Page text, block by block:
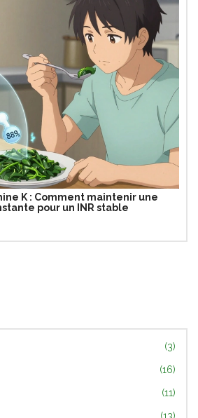
K : Comment maintenir une
pour un INR stable
(3)
(16)
(11)
(13)